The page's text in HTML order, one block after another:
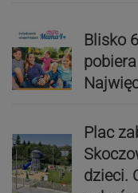
Blisko
Plac
dzieci.